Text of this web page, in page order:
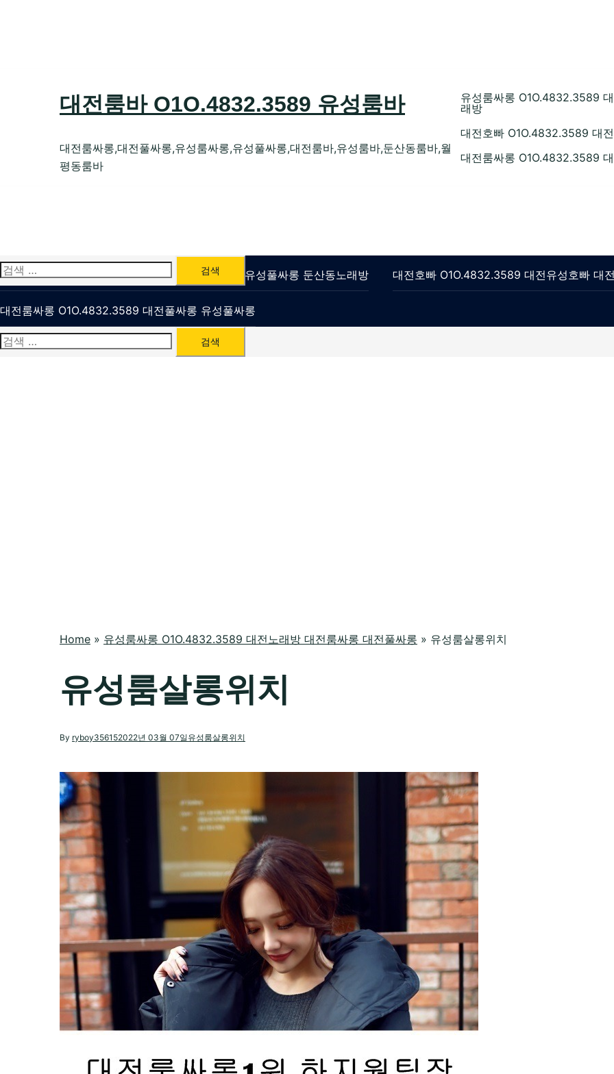
대전룸바 O1O.4832.3589 유성룸바
대전룸싸롱,대전풀싸롱,유성룸싸롱,유성풀싸롱,대전룸바,유성룸바,둔산동룸바,월
평동룸바
유성룸싸롱 O1O.4832.3589
래방
대전호빠 O1O.4832.3589 대
대전룸싸롱 O1O.4832.3589
검
색:
유성룸싸롱 O1O.4832.3589 대전퍼블릭가라오케 유성풀싸롱 둔산동노래방 대전호빠 O1O.4832.3589 대전유성호빠 대
대전룸싸롱 O1O.4832.3589 대전풀싸롱 유성풀싸롱
검
Home » 유성룸싸롱 O1O.4832.3589 대전노래방 대전룸싸롱 대전풀싸롱 » 유성룸살롱위치
유성룸살롱위치
By ryboy356152022년 03월 07일유성룸살롱위치